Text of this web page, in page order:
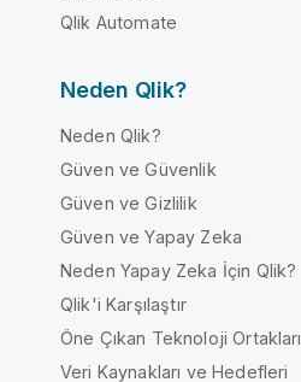
Qlik Automate
Neden Qlik?
Neden Qlik?
Güven ve Güvenlik
Güven ve Gizlilik
Güven ve Yapay Zeka
Neden Yapay Zeka İçin Qlik?
Qlik'i Karşılaştır
Öne Çıkan Teknoloji Ortakları
Veri Kaynakları ve Hedefleri